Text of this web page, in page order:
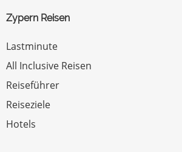
Zypern Reisen
Lastminute
All Inclusive Reisen
Reiseführer
Reiseziele
Hotels